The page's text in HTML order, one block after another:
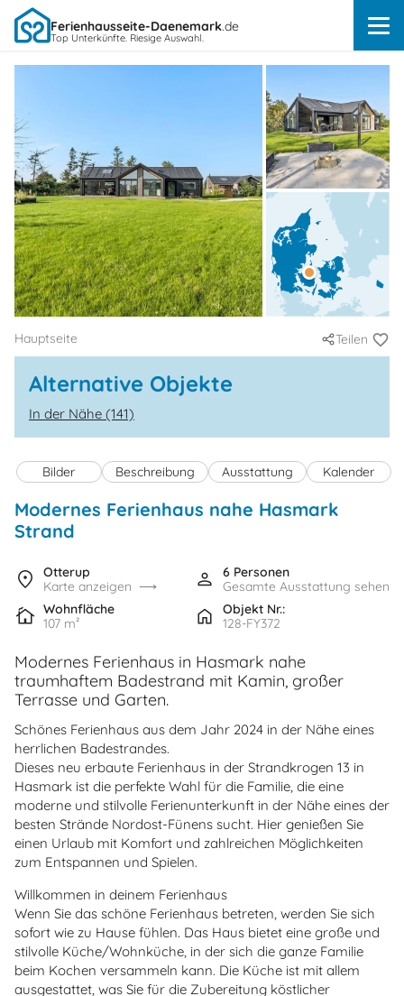
Ferienhausseite-Daenemark.de
Top Unterkünfte. Riesige Auswahl.
Hauptseite Teilen
Alternative Objekte
In der Nähe (141)
Bilder Beschreibung Ausstattung Kalender
Modernes Ferienhaus nahe Hasmark
Strand
Otterup
Karte anzeigen
6 Personen
Gesamte Ausstattung sehen
Wohnfläche
107 m²
Objekt Nr.:
128-FY372
Modernes Ferienhaus in Hasmark nahe
traumhaftem Badestrand mit Kamin, großer
Terrasse und Garten.
Schönes Ferienhaus aus dem Jahr 2024 in der Nähe eines
herrlichen Badestrandes.
Dieses neu erbaute Ferienhaus in der Strandkrogen 13 in
Hasmark ist die perfekte Wahl für die Familie, die eine
moderne und stilvolle Ferienunterkunft in der Nähe eines der
besten Strände Nordost-Fünens sucht. Hier genießen Sie
einen Urlaub mit Komfort und zahlreichen Möglichkeiten
zum Entspannen und Spielen.
Willkommen in deinem Ferienhaus
Wenn Sie das schöne Ferienhaus betreten, werden Sie sich
sofort wie zu Hause fühlen. Das Haus bietet eine große und
stilvolle Küche/Wohnküche, in der sich die ganze Familie
beim Kochen versammeln kann. Die Küche ist mit allem
ausgestattet, was Sie für die Zubereitung köstlicher